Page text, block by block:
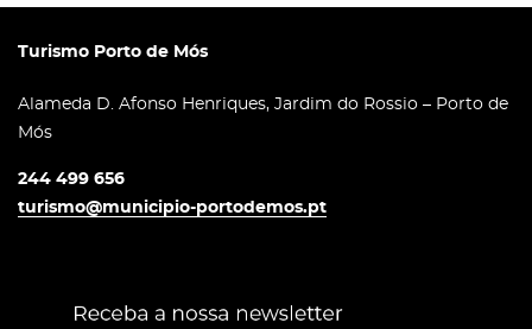
Turismo Porto de Mós
Alameda D. Afonso Henriques, Jardim do Rossio – Porto de
Mós
244 499 656
turismo@municipio-portodemos.pt